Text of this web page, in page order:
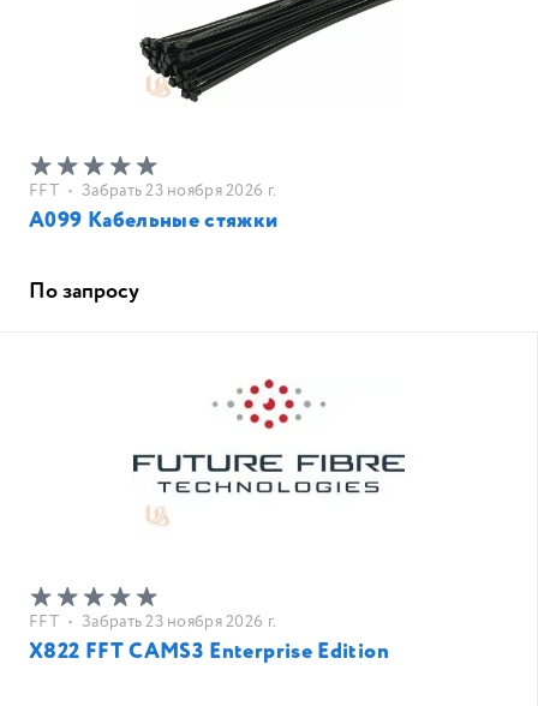
FFT • Забрать 23 ноября 2026 г.
A099 Кабельные стяжки
По запросу
FFT • Забрать 23 ноября 2026 г.
X822 FFT CAMS3 Enterprise Edition